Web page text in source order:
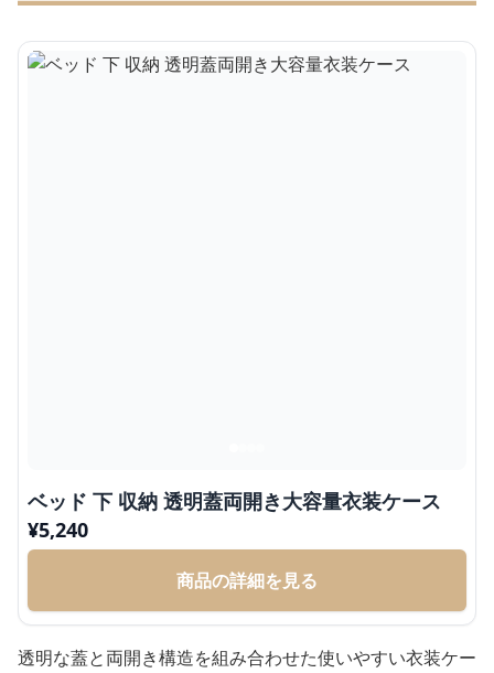
ベッド 下 収納 透明蓋両開き大容量衣装ケース
¥5,240
商品の詳細を見る
透明な蓋と両開き構造を組み合わせた使いやすい衣装ケー